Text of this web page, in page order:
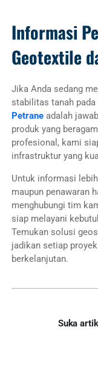
Informasi
Geotextile
Jika Anda sedang
stabilitas tanah
Petraneadalah
produk yang
profesional, kami
infrastruktur yang
Untuk informasi
maupun penawaran
menghubungi tim
siap melayani
Temukan solusi
jadikan setiap
berkelanjutan.
Suka